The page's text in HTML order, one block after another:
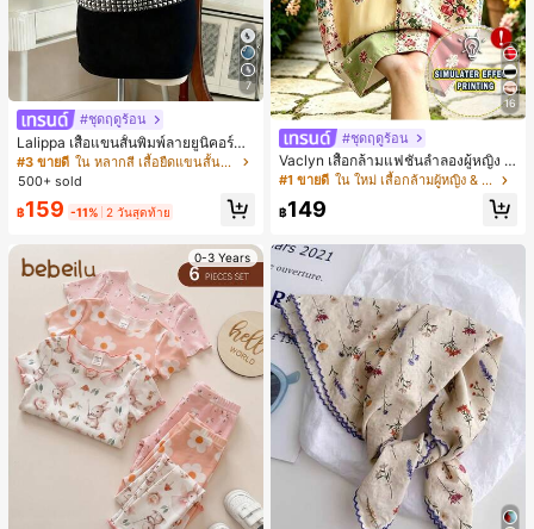
7
#ชุดฤดูร้อน
Lalippa เสื้อแขนสั้นพิมพ์ลายยูนิคอร์นล
ายทางสีตัดกันสำหรับผู้หญิง สไตล์วิทย
าลัย
#3 ขายดี
ใน หลากสี เสื้อยืดแขนสั้นเนื้อนุ่มสำหรับใส่ทุกวัน
500+ sold
฿159 -11% 2 วันสุดท้าย
0-3 Years
16
#ชุดฤดูร้อน
Vaclyn เสื้อกล้ามแฟชั่นลำลองผู้หญิง ล
ายแพตช์เวิร์ก แขนกุด คอกลม ติดกระดุ
#1 ขายดี ใน ใหม่ เสื้อกล้ามผู้หญิง & Camis
฿149